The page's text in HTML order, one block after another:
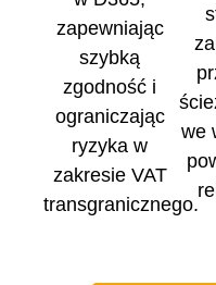
zapewniając
szybką
zgodność i
ograniczając
ryzyka w
zakresie VAT
transgranicznego.
we